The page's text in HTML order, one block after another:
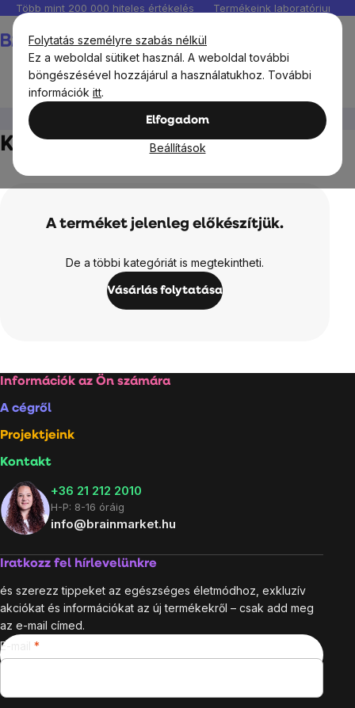
Folytatás személyre szabás nélkül
Ez a weboldal sütiket használ. A weboldal további
böngészésével hozzájárul a használatukhoz. További
információk itt.
Elfogadom
Beállítások
Ugrás
fő
tartalomhoz
Több mint 200 000 hiteles értékelés Termékeink
BrainMax Pure Tinktúrák Koleszterin
Koleszterin
A terméket jelenleg előkészítjük.
De a többi kategóriát is megtekintheti.
Vásárlás folytatása
Lábléc
Információk az Ön számára
A cégről
Projektjeink
Kontakt
+36 21 212 2010
H-P: 8-16 óráig
info@brainmarket.hu
Iratkozz fel hírlevelünkre
és szerezz tippeket az egészséges életmódhoz, exkluzív
akciókat és információkat az új termékekről – csak add meg
az e-mail címed.
E-mail